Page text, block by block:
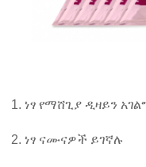
1. ነፃ የማሸጊያ ዲዛይን
2. ነፃ ናሙናዎች ይገኛሉ